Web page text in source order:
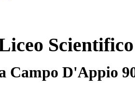
Campo D'Appio